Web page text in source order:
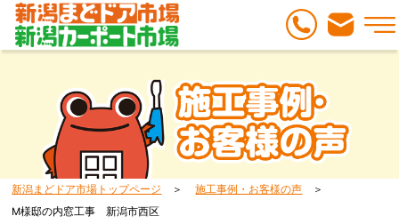
新潟まどドア市場トップページ
施工事例・お客様の声
M様邸の内窓工事 新潟市西区